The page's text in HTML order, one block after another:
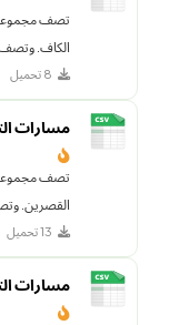
تصف مجموعة
الكاف.
مسارات
تصف مجموعة
القصرين.
مسارات